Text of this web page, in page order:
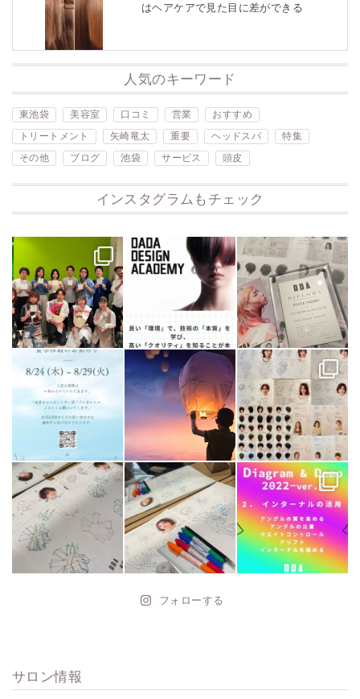
はヘアケアで見た目に差ができる
人気のキーワード
東池袋 美容室 口コミ 営業
おすすめ
トリートメント
矢崎竜太 重要 ヘッドスパ
特集
その他
ブログ 池袋 サービス 頭皮
インスタグラムもチェック
フォローする
サロン情報